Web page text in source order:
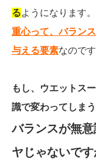
るようになります。
重心って、バラン
与える要素なのです
もし、ウエットス
識で変わってしま
バランスが無
ヤじゃないです